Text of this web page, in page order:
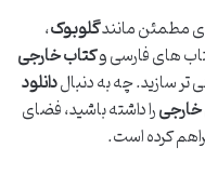
مطمئن مانندگلوبوک،
های فارسی وکتاب خارجی
تر سازید. چه به دنبالدانلود
خارجیرا داشته باشید، فضای
کرده است.